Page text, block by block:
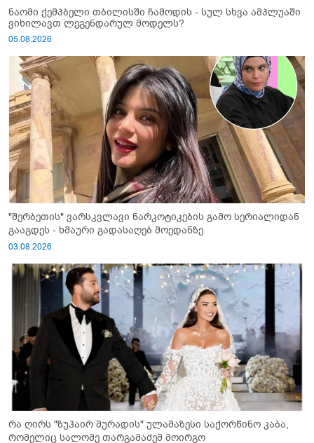
ნაომი ქემპბელი თბილისში ჩამოდის - სულ სხვა ამპლუაში
ვიხილავთ ლეგენდარულ მოდელს?
05.08.2026
"შერბეთის" ვარსკვლავი ნარკოტიკების გამო სერიალიდან
გააგდეს - ხმაური გადასაღებ მოედანზე
03.08.2026
რა ღირს "ზუჰაირ მურადის" ულამაზესი საქორწინო კაბა,
რომელიც სალომე თარგამაძემ მოირგო